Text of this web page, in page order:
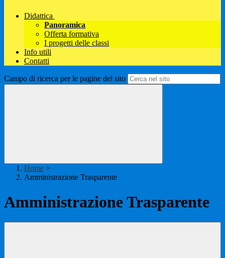
Didattica
Panoramica
Offerta formativa
I progetti delle classi
Info utili
Contatti
Campo di ricerca per le pagine del sito
Home >
Amministrazione Trasparente
Amministrazione Trasparente